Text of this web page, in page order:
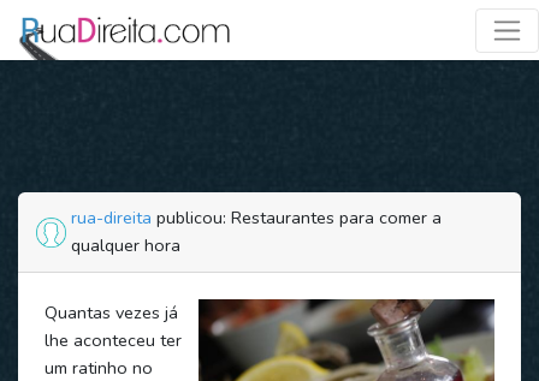
rua-direita publicou: Restaurantes para comer a
qualquer hora
Quantas vezes já
lhe aconteceu ter
um ratinho no